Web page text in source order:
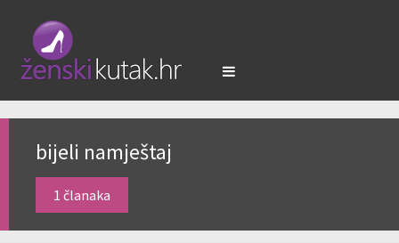
bijeli namještaj
1 članaka